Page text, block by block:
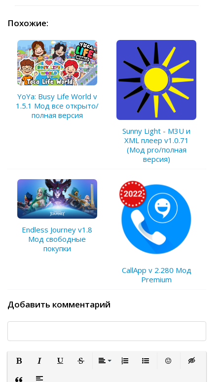
Похожие:
YoYa: Busy Life World v
1.5.1 Мод все открыто/
полная версия
Sunny Light - M3U и
XML плеер v1.0.71
(Мод pro/полная
версия)
Endless Journey v1.8
Мод свободные
покупки
CallApp v 2.280 Мод
Premium
Добавить комментарий